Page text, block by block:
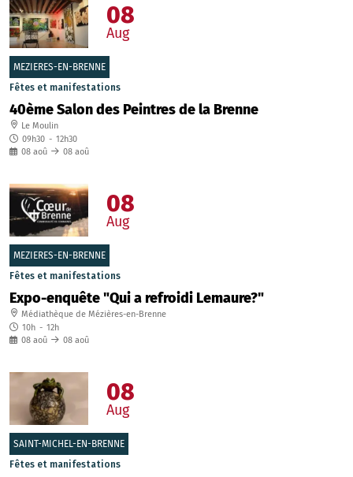
MEZIERES-EN-BRENNE
Fêtes et manifestations
40ème Salon des Peintres de la Brenne
Le Moulin
09h30 - 12h30
08 aoû 08 aoû
08
Aug
MEZIERES-EN-BRENNE
Fêtes et manifestations
Expo-enquête "Qui a refroidi Lemaure?"
Médiathèque de Mézières-en-Brenne
10h - 12h
08 aoû 08 aoû
08
Aug
SAINT-MICHEL-EN-BRENNE
Fêtes et manifestations
08
Aug